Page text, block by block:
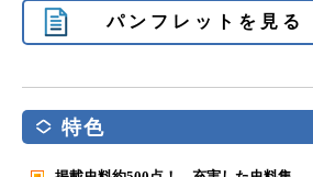
パンフレットを見る
特色